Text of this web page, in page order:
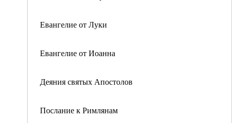
Евангелие от Луки
Евангелие от Иоанна
Деяния святых Апостолов
Послание к Римлянам